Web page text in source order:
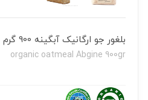
بلغور جو ارگانیک آبگینه 900 گرم
organic oatmeal Abgine 900gr